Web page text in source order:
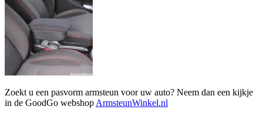
Zoekt u een pasvorm armsteun voor uw auto? Neem dan een kijkje
in de GoodGo webshop ArmsteunWinkel.nl